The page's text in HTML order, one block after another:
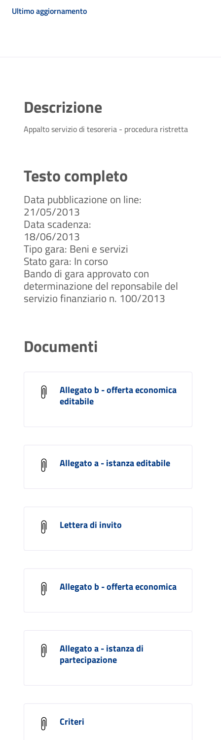
Ultimo aggiornamento
Descrizione
Appalto servizio di tesoreria - procedura ristretta
Testo completo
Data pubblicazione on line:
21/05/2013
Data scadenza:
18/06/2013
Tipo gara: Beni e servizi
Stato gara: In corso
Bando di gara approvato con
determinazione del reponsabile del
servizio finanziario n. 100/2013
Documenti
Allegato b - offerta economica
editabile
Allegato a - istanza editabile
Lettera di invito
Allegato b - offerta economica
Allegato a - istanza di
partecipazione
Criteri